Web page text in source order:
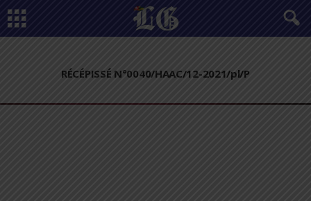
RÉCÉPISSÉ N°0040/HAAC/12-2021/pl/P